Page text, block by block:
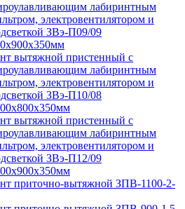
лабиринтным
электровентилятором и
ЗВэ-П09/09
вытяжной пристенный с
лабиринтным
электровентилятором и
ЗВэ-П10/08
вытяжной пристенный с
лабиринтным
электровентилятором и
ЗВэ-П12/09
приточно-вытяжной ЗПВ-1100-2-